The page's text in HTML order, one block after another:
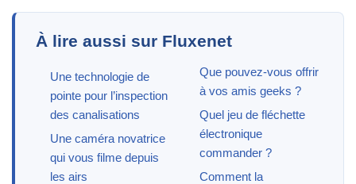
À lire aussi sur Fluxenet
Une technologie de
pointe pour l’inspection
des canalisations
Une caméra novatrice
qui vous filme depuis
les airs
Que pouvez-vous offrir
à vos amis geeks ?
Quel jeu de fléchette
électronique
commander ?
Comment la